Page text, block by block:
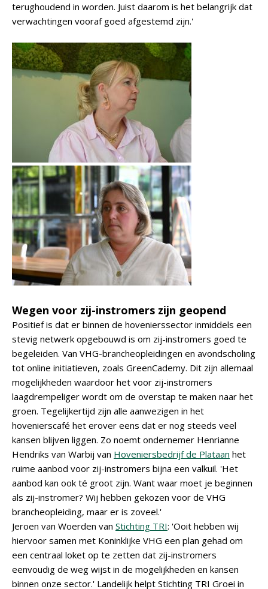
terughoudend in worden. Juist daarom is het belangrijk dat
verwachtingen vooraf goed afgestemd zijn.'
Wegen voor zij-instromers zijn geopend
Positief is dat er binnen de hovenierssector inmiddels een
stevig netwerk opgebouwd is om zij-instromers goed te
begeleiden. Van VHG-brancheopleidingen en avondscholing
tot online initiatieven, zoals GreenCademy. Dit zijn allemaal
mogelijkheden waardoor het voor zij-instromers
laagdrempeliger wordt om de overstap te maken naar het
groen. Tegelijkertijd zijn alle aanwezigen in het
hovenierscafé het erover eens dat er nog steeds veel
kansen blijven liggen. Zo noemt ondernemer Henrianne
Hendriks van Warbij van Hoveniersbedrijf de Plataan het
ruime aanbod voor zij-instromers bijna een valkuil. 'Het
aanbod kan ook té groot zijn. Want waar moet je beginnen
als zij-instromer? Wij hebben gekozen voor de VHG
brancheopleiding, maar er is zoveel.'
Jeroen van Woerden van Stichting TRI: 'Ooit hebben wij
hiervoor samen met Koninklijke VHG een plan gehad om
een centraal loket op te zetten dat zij-instromers
eenvoudig de weg wijst in de mogelijkheden en kansen
binnen onze sector.' Landelijk helpt Stichting TRI Groei in